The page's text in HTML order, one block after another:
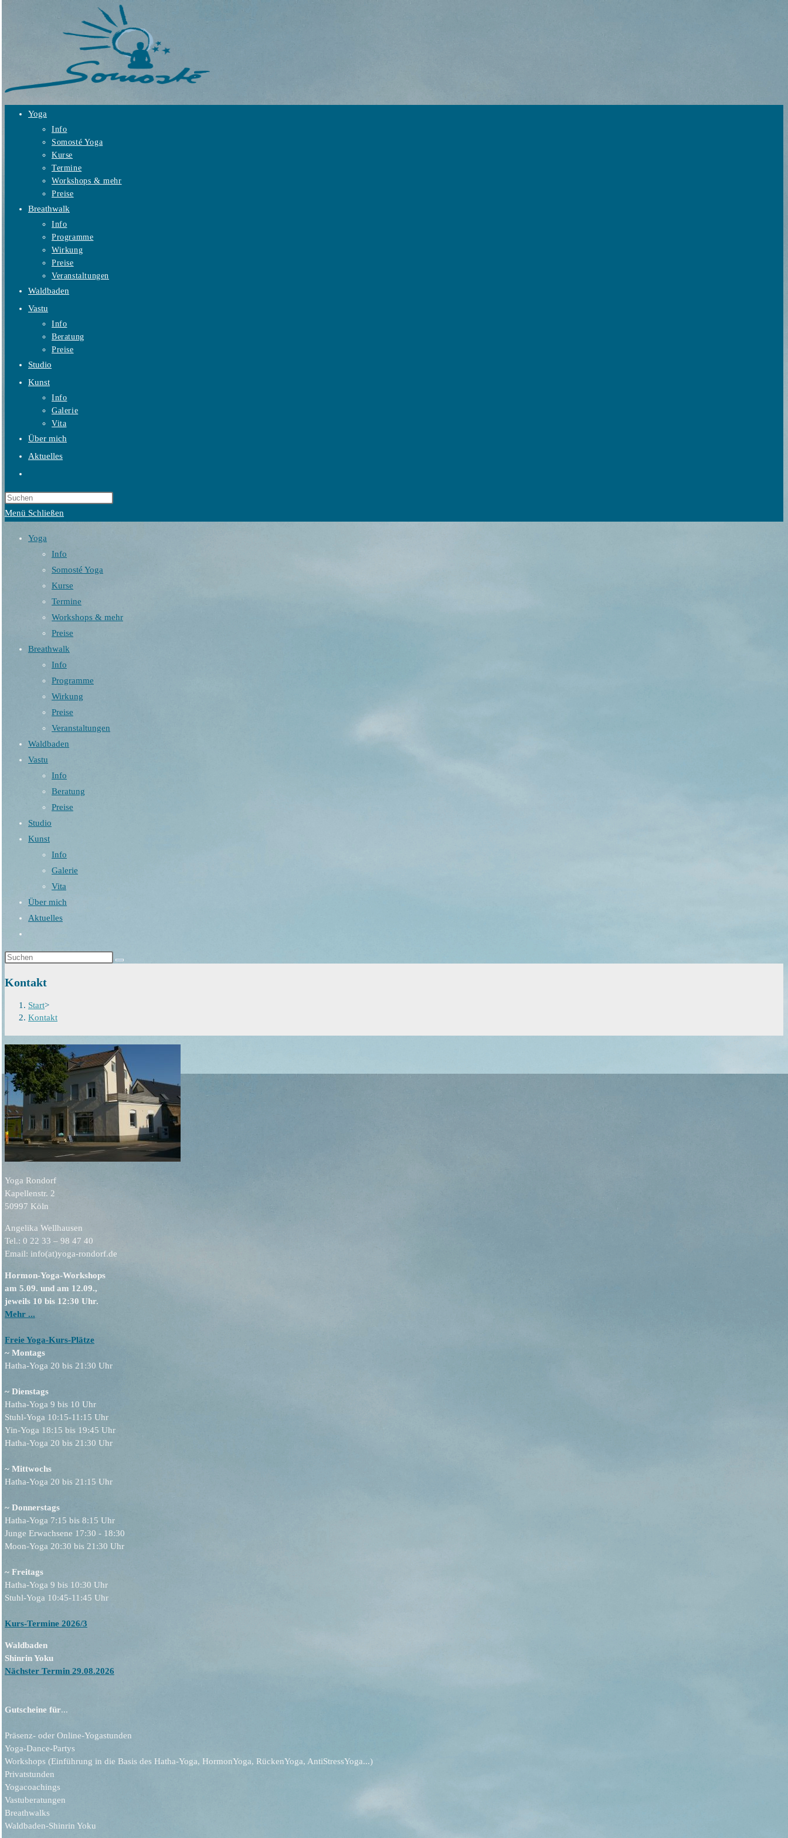
Yoga
Info
Somosté Yoga
Kurse
Termine
Workshops & mehr
Preise
Breathwalk
Info
Programme
Wirkung
Preise
Veranstaltungen
Waldbaden
Vastu
Info
Beratung
Preise
Studio
Kunst
Info
Galerie
Vita
Über mich
Aktuelles
Suche
umschalten
Menü Schließen
Yoga
Info
Somosté Yoga
Kurse
Termine
Workshops & mehr
Preise
Breathwalk
Info
Programme
Wirkung
Preise
Veranstaltungen
Waldbaden
Vastu
Info
Beratung
Preise
Studio
Kunst
Info
Galerie
Vita
Über mich
Aktuelles
umschalten
Kontakt
Start>
Kontakt
Yoga Rondorf
Kapellenstr. 2
50997 Köln
Angelika Wellhausen
Tel.: 0 22 33 – 98 47 40
Email: info(at)yoga-rondorf.de
Hormon-Yoga-Workshops
am 5.09. und am 12.09.,
jeweils 10 bis 12:30 Uhr.
Mehr ...
Freie Yoga-Kurs-Plätze
~ Montags
Hatha-Yoga 20 bis 21:30 Uhr
~ Dienstags
Hatha-Yoga 9 bis 10 Uhr
Stuhl-Yoga 10:15-11:15 Uhr
Yin-Yoga 18:15 bis 19:45 Uhr
Hatha-Yoga 20 bis 21:30 Uhr
~ Mittwochs
Hatha-Yoga 20 bis 21:15 Uhr
~ Donnerstags
Hatha-Yoga 7:15 bis 8:15 Uhr
Junge Erwachsene 17:30 - 18:30
Moon-Yoga 20:30 bis 21:30 Uhr
~ Freitags
Hatha-Yoga 9 bis 10:30 Uhr
Stuhl-Yoga 10:45-11:45 Uhr
Kurs-Termine 2026/3
Waldbaden
Shinrin Yoku
Nächster Termin 29.08.2026
Gutscheine für...
Präsenz- oder Online-Yogastunden
Yoga-Dance-Partys
Workshops (Einführung in die Basis des Hatha-Yoga, HormonYoga, RückenYoga, AntiStressYoga...)
Privatstunden
Yogacoachings
Vastuberatungen
Breathwalks
Waldbaden-Shinrin Yoku